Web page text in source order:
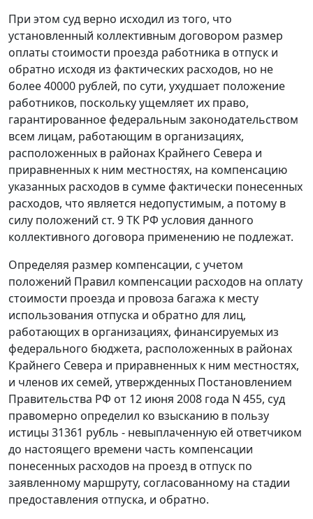
При этом суд верно исходил из того, что
установленный коллективным договором размер
оплаты стоимости проезда работника в отпуск и
обратно исходя из фактических расходов, но не
более 40000 рублей, по сути, ухудшает положение
работников, поскольку ущемляет их право,
гарантированное федеральным законодательством
всем лицам, работающим в организациях,
расположенных в районах Крайнего Севера и
приравненных к ним местностях, на компенсацию
указанных расходов в сумме фактически понесенных
расходов, что является недопустимым, а потому в
силу положений ст. 9ТК РФ условия данного
коллективного договора применению не подлежат.
Определяя размер компенсации, с учетом
положений Правил компенсации расходов на оплату
стоимости проезда и провоза багажа к месту
использования отпуска и обратно для лиц,
работающих в организациях, финансируемых из
федерального бюджета, расположенных в районах
Крайнего Севера и приравненных к ним местностях,
и членов их семей, утвержденных Постановлением
Правительства РФ от 12 июня 2008 года N 455, суд
правомерно определил ко взысканию в пользу
истицы 31361 рубль - невыплаченную ей ответчиком
до настоящего времени часть компенсации
понесенных расходов на проезд в отпуск по
заявленному маршруту, согласованному на стадии
предоставления отпуска, и обратно.